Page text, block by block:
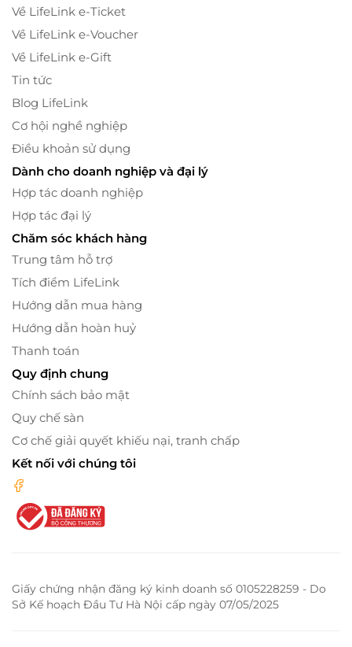
Về LifeLink e-Ticket
Về LifeLink e-Voucher
Về LifeLink e-Gift
Tin tức
Blog LifeLink
Cơ hội nghề nghiệp
Điều khoản sử dụng
Dành cho doanh nghiệp và đại lý
Hợp tác doanh nghiệp
Hợp tác đại lý
Chăm sóc khách hàng
Trung tâm hỗ trợ
Tích điểm LifeLink
Hướng dẫn mua hàng
Hướng dẫn hoàn huỷ
Thanh toán
Quy định chung
Chính sách bảo mật
Quy chế sàn
Cơ chế giải quyết khiếu nại, tranh chấp
Kết nối với chúng tôi
Giấy chứng nhận đăng ký kinh doanh số 0105228259 - Do
Sở Kế hoạch Đầu Tư Hà Nội cấp ngày 07/05/2025